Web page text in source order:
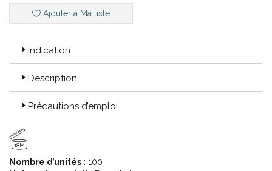
Ajouter à Ma liste
Indication
Description
Précautions d’emploi
18M
Nombre d’unités : 100